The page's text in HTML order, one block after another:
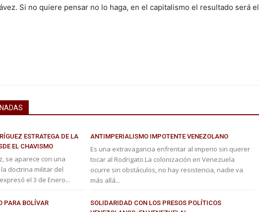
Si no quiere pensar no lo haga, en el capitalismo el resultado será el
ESTRATEGA DE LA
EL CHAVISMO
se aparece con una
doctrina militar del
el 3 de Enero...
ANTIMPERIALISMO IMPOTENTE VENEZOLANO
Es una extravagancia enfrentar al imperio sin querer
tocar al Rodrigato.La colonización en Venezuela
ocurre sin obstáculos, no hay resistencia, nadie va
más allá...
PARA BOLÍVAR
SOLIDARIDAD CON LOS PRESOS POLÍTICOS